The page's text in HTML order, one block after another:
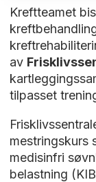
Kreftteamet
av
tilpasset
mestringskurs
medisinfri
belastning